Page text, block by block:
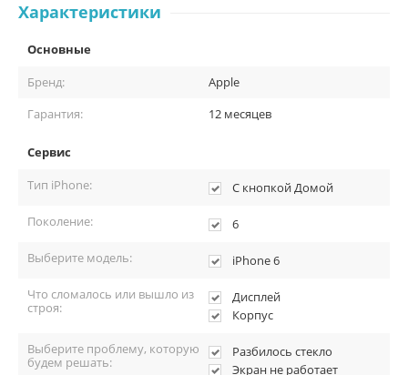
Характеристики
Основные
Бренд:
Apple
Гарантия:
12 месяцев
Сервис
Тип iPhone:
С кнопкой Домой
Поколение: 6
Выберите модель: iPhone 6
Что сломалось или вышло из
строя:
Дисплей
Корпус
Выберите проблему, которую
будем решать:
Разбилось стекло
Экран не работает